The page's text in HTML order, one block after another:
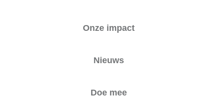
Onze impact
Nieuws
Doe mee